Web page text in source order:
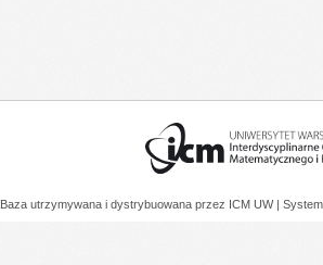
Baza utrzymywana i dystrybuowana przez ICM UW |